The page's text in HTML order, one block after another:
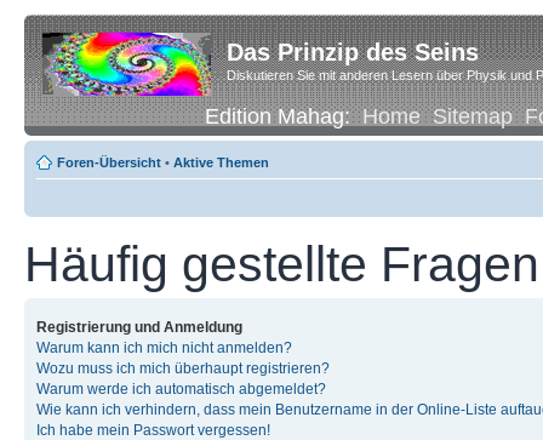
Das Prinzip des Seins
Diskutieren Sie mit anderen Lesern über Physik und
Edition Mahag:Home Sitemap
Foren-Übersicht • Aktive Themen
Häufig gestellte Fragen
Registrierung und Anmeldung
Warum kann ich mich nicht anmelden?
Wozu muss ich mich überhaupt registrieren?
Warum werde ich automatisch abgemeldet?
Wie kann ich verhindern, dass mein Benutzername in der Online-Liste
Ich habe mein Passwort vergessen!